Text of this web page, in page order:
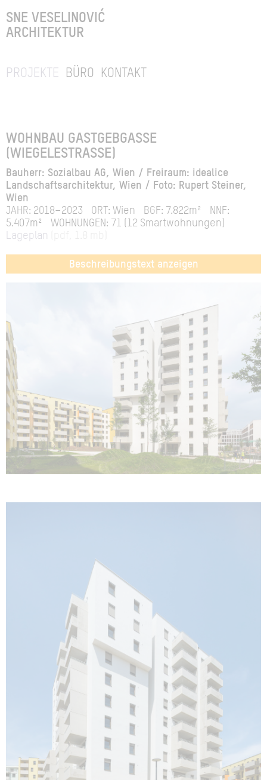
SNE VESELINOVIĆ
ARCHITEKTUR
PROJEKTE BÜRO KONTAKT
WOHNBAU GASTGEBGASSE
(WIEGELESTRASSE)
Bauherr: Sozialbau AG, Wien / Freiraum: idealice
Landschaftsarchitektur, Wien / Foto: Rupert Steiner,
Wien
JAHR: 2018–2023
ORT: Wien BGF: 7.822m²
NNF:
5.407m²
WOHNUNGEN: 71 (12 Smartwohnungen)
Lageplan
Beschreibungstext anzeigen